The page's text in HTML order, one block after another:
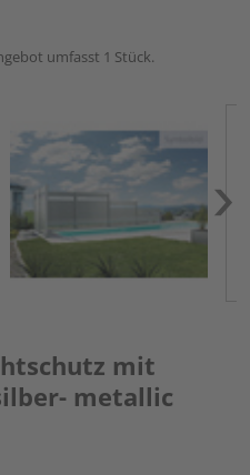
umfasst 1 Stück.
mit
metallic